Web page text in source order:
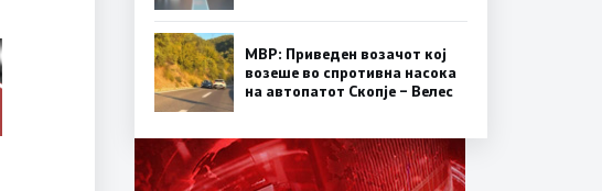
МВР: Приведен возачот кој
возеше во спротивна насока
на автопатот Скопје – Велес